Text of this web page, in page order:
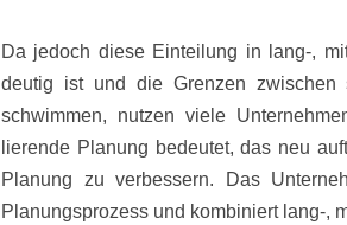
Da jedoch diese Einteilung in lang-,
deutig ist und die Grenzen zwischen
schwimmen, nutzen viele
lierende Planung bedeutet, das neu
Planung zu verbessern. Das
Planungsprozess und kombiniert lang-,